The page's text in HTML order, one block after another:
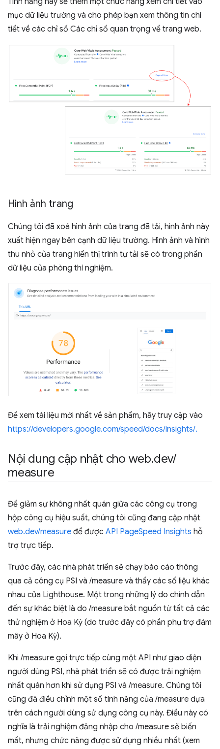
mục dữ liệu trường và cho phép bạn xem thông tin chi
tiết về các chỉ số Các chỉ số quan trọng về trang web.
Hình ảnh trang
Chúng tôi đã xoá hình ảnh của trang đã tải, hình ảnh này
xuất hiện ngay bên cạnh dữ liệu trường. Hình ảnh và hình
thu nhỏ của trang hiển thị trình tự tải sẽ có trong phần
dữ liệu của phòng thí nghiệm.
Để xem tài liệu mới nhất về sản phẩm, hãy truy cập vào
https://developers.google.com/speed/docs/insights/.
Nội dung cập nhật cho web.dev/
measure
Để giảm sự không nhất quán giữa các công cụ trong
hộp công cụ hiệu suất, chúng tôi cũng đang cập nhật
web.dev/measure để được API PageSpeed Insights hỗ
trợ trực tiếp.
Trước đây, các nhà phát triển sẽ chạy báo cáo thông
qua cả công cụ PSI và /measure và thấy các số liệu khác
nhau của Lighthouse. Một trong những lý do chính dẫn
đến sự khác biệt là do /measure bắt nguồn từ tất cả các
thử nghiệm ở Hoa Kỳ (do trước đây có phần phụ trợ đám
mây ở Hoa Kỳ).
Khi /measure gọi trực tiếp cùng một API như giao diện
người dùng PSI, nhà phát triển sẽ có được trải nghiệm
nhất quán hơn khi sử dụng PSI và /measure. Chúng tôi
cũng đã điều chỉnh một số tính năng của /measure dựa
trên cách người dùng sử dụng công cụ này. Điều này có
nghĩa là trải nghiệm đăng nhập cho /measure sẽ biến
mất, nhưng chức năng được sử dụng nhiều nhất (xem